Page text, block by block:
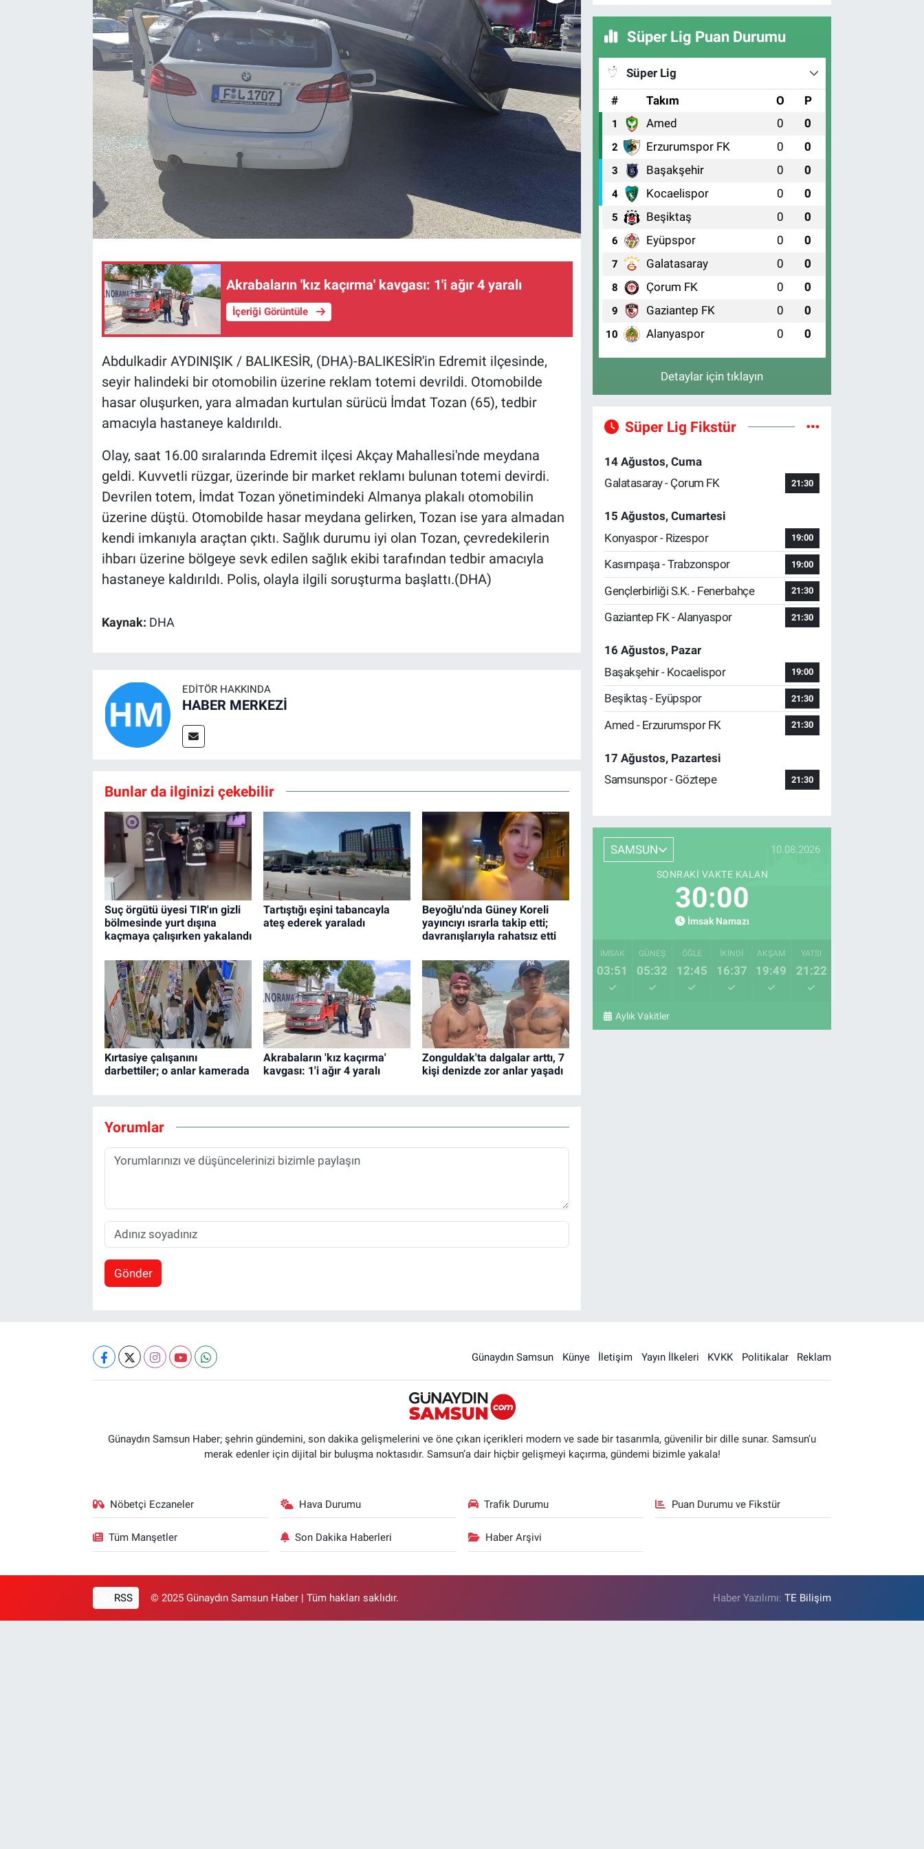
Akrabaların 'kız kaçırma' kavgası: 1'i ağır 4 yaralı
İçeriği Görüntüle
Abdulkadir AYDINIŞIK / BALIKESİR, (DHA)-BALIKESİR'in Edremit ilçesinde,
seyir halindeki bir otomobilin üzerine reklam totemi devrildi. Otomobilde
hasar oluşurken, yara almadan kurtulan sürücü İmdat Tozan (65), tedbir
amacıyla hastaneye kaldırıldı.
Olay, saat 16.00 sıralarında Edremit ilçesi Akçay Mahallesi'nde meydana
geldi. Kuvvetli rüzgar, üzerinde bir market reklamı bulunan totemi devirdi.
Devrilen totem, İmdat Tozan yönetimindeki Almanya plakalı otomobilin
üzerine düştü. Otomobilde hasar meydana gelirken, Tozan ise yara almadan
kendi imkanıyla araçtan çıktı. Sağlık durumu iyi olan Tozan, çevredekilerin
ihbarı üzerine bölgeye sevk edilen sağlık ekibi tarafından tedbir amacıyla
hastaneye kaldırıldı. Polis, olayla ilgili soruşturma başlattı.(DHA)
Kaynak: DHA
EDITÖR HAKKINDA
HABER MERKEZİ
Bunlar da ilginizi çekebilir
Suç örgütü üyesi TIR'ın gizli
bölmesinde yurt dışına
kaçmaya çalışırken yakalandı
Tartıştığı eşini tabancayla
ateş ederek yaraladı
Beyoğlu'nda Güney Koreli
yayıncıyı ısrarla takip etti;
davranışlarıyla rahatsız etti
Kırtasiye çalışanını
darbettiler; o anlar kamerada
Akrabaların 'kız kaçırma'
kavgası: 1'i ağır 4 yaralı
Zonguldak'ta dalgalar arttı, 7
kişi denizde zor anlar yaşadı
Yorumlar
Gönder
Süper Lig Puan Durumu
Süper Lig
#
Takım O P
1 Amed 0 0
2 Erzurumspor FK 0 0
3 Başakşehir 0 0
4 Kocaelispor 0 0
5 Beşiktaş 0 0
6 Eyüpspor 0 0
7 Galatasaray 0 0
8 Çorum FK 0 0
9 Gaziantep FK 0 0
10 Alanyaspor 0 0
Detaylar için tıklayın
Süper Lig Fikstür
14 Ağustos, Cuma
Galatasaray - Çorum FK
21:30
15 Ağustos, Cumartesi
Konyaspor - Rizespor
19:00
Kasımpaşa - Trabzonspor 19:00
Gençlerbirliği S.K. - Fenerbahçe 21:30
Gaziantep FK - Alanyaspor 21:30
16 Ağustos, Pazar
Başakşehir - Kocaelispor
19:00
Beşiktaş - Eyüpspor 21:30
Amed - Erzurumspor FK 21:30
17 Ağustos, Pazartesi
Samsunspor - Göztepe
21:30
SAMSUN 10.08.2026
SONRAKI VAKTE KALAN
30:00
İmsak Namazı
İMSAK
03:51
GÜNEŞ
05:32
ÖĞLE
12:45
İKINDI
16:37
AKŞAM
19:49
YATSI
21:22
Aylık Vakitler
Günaydın Samsun Künye İletişim Yayın İlkeleri KVKK Politikalar Reklam
Günaydın Samsun Haber; şehrin gündemini, son dakika gelişmelerini ve öne çıkan içerikleri modern ve sade bir tasarımla, güvenilir bir dille sunar. Samsun’u
merak edenler için dijital bir buluşma noktasıdır. Samsun’a dair hiçbir gelişmeyi kaçırma, gündemi bizimle yakala!
Nöbetçi Eczaneler Hava Durumu Trafik Durumu Puan Durumu ve Fikstür
Tüm Manşetler Son Dakika Haberleri Haber Arşivi
RSS © 2025 Günaydın Samsun Haber | Tüm hakları saklıdır. Haber Yazılımı:TE Bilişim
Kültür Sanat
Bilim ve Teknoloji